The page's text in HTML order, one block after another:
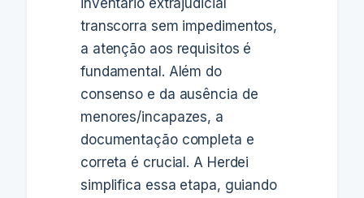
transcorra sem impedimentos,
a atenção aos requisitos é
fundamental. Além do
consenso e da ausência de
menores/incapazes, a
documentação completa e
correta é crucial. A Herdei
simplifica essa etapa, guiando